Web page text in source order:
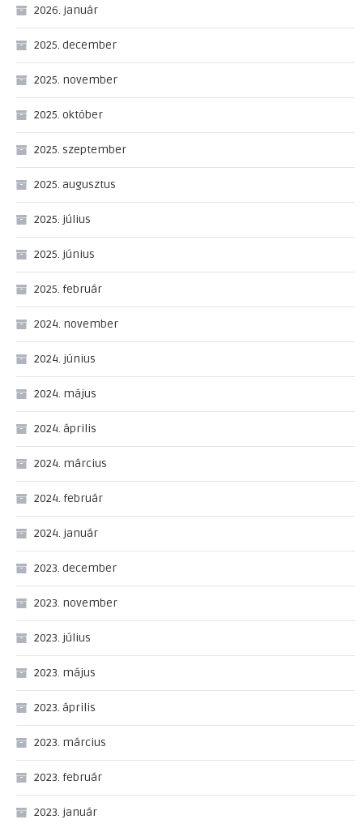
2026. január
2025. december
2025. november
2025. október
2025. szeptember
2025. augusztus
2025. július
2025. június
2025. február
2024. november
2024. június
2024. május
2024. április
2024. március
2024. február
2024. január
2023. december
2023. november
2023. július
2023. május
2023. április
2023. március
2023. február
2023. január